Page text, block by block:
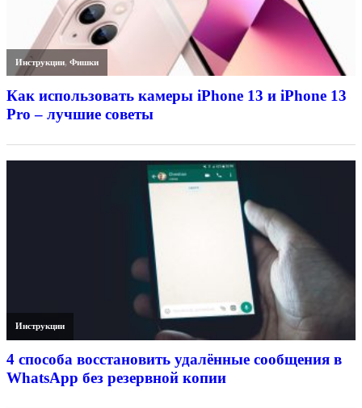
Инструкции,Фишки
Как использовать камеры iPhone 13 и iPhone 13
Pro – лучшие советы
Инструкции
4 способа восстановить удалённые сообщения в
WhatsApp без резервной копии